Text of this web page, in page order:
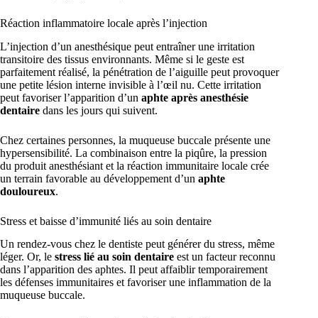
Réaction inflammatoire locale après l’injection
L’injection d’un anesthésique peut entraîner une irritation
transitoire des tissus environnants. Même si le geste est
parfaitement réalisé, la pénétration de l’aiguille peut provoquer
une petite lésion interne invisible à l’œil nu. Cette irritation
peut favoriser l’apparition d’un aphte après anesthésie
dentaire dans les jours qui suivent.
Chez certaines personnes, la muqueuse buccale présente une
hypersensibilité. La combinaison entre la piqûre, la pression
du produit anesthésiant et la réaction immunitaire locale crée
un terrain favorable au développement d’un aphte
douloureux.
Stress et baisse d’immunité liés au soin dentaire
Un rendez-vous chez le dentiste peut générer du stress, même
léger. Or, le stress lié au soin dentaire est un facteur reconnu
dans l’apparition des aphtes. Il peut affaiblir temporairement
les défenses immunitaires et favoriser une inflammation de la
muqueuse buccale.